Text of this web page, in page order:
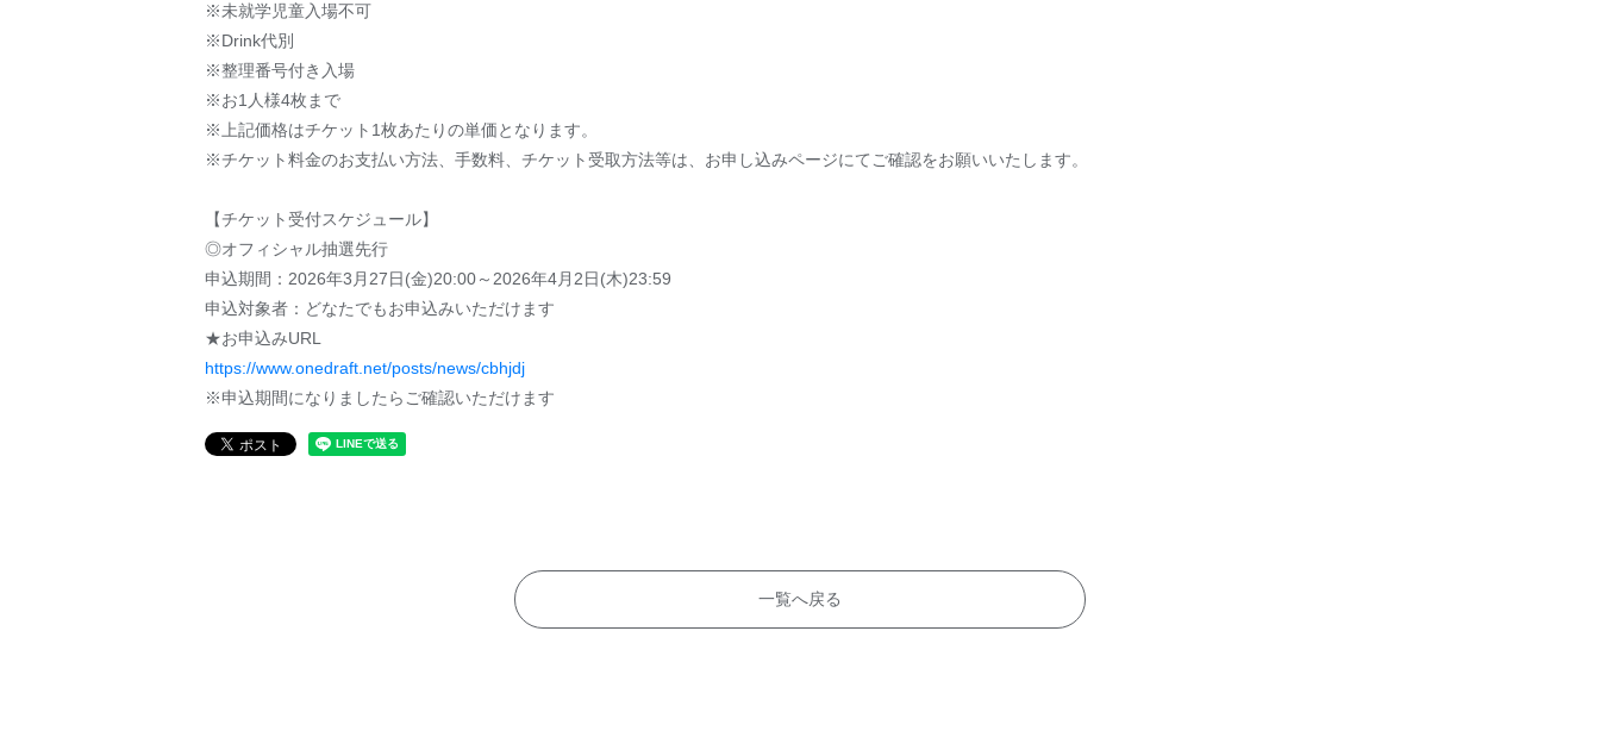
※未就学児童入場不可
※Drink代別
※整理番号付き入場
※お1人様4枚まで
※上記価格はチケット1枚あたりの単価となります。
※チケット料金のお支払い方法、手数料、チケット受取方法等は、お申し込みページにてご確認をお願いいたします。
【チケット受付スケジュール】
◎オフィシャル抽選先行
申込期間：2026年3月27日(金)20:00～2026年4月2日(木)23:59
申込対象者：どなたでもお申込みいただけます
★お申込みURL
https://www.onedraft.net/posts/news/cbhjdj
※申込期間になりましたらご確認いただけます
一覧へ戻る